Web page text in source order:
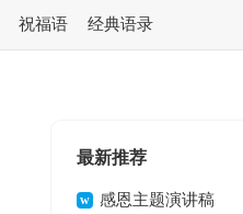
祝福语 经典语录
最新推荐
感恩主题演讲稿